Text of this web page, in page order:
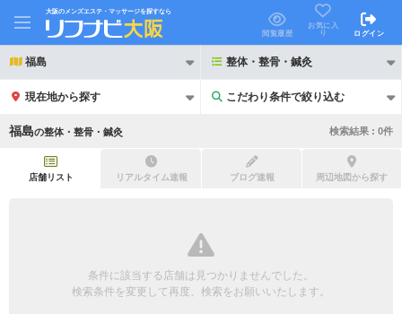
大阪のメンズエステ・マッサージを探すなら
閲覧履歴
お気に入
り
ログイン
福島 整体・整骨・鍼灸
現在地から探す こだわり条件で絞り込む
こだわり条件で絞り込む
福島の整体・整骨・鍼灸 検索結果 : 0件
店舗リスト リアルタイム速報 ブログ速報 周辺地図から探す
条件に該当する店舗は見つかりませんでした。
検索条件を変更して再度、検索をお願いいたします。